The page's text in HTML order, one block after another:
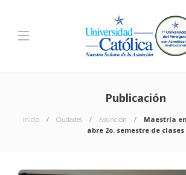
Publicación
Inicio Ciudades Asunción
Maestría
abre 2o. semestre de clases